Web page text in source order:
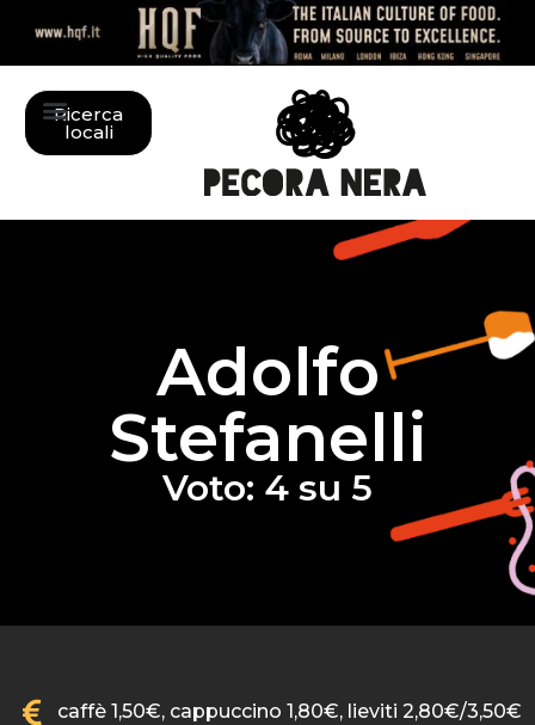
Ricerca
locali
Adolfo
Stefanelli
Voto: 4 su 5
caffè 1,50€, cappuccino 1,80€, lieviti 2,80€/3,50€